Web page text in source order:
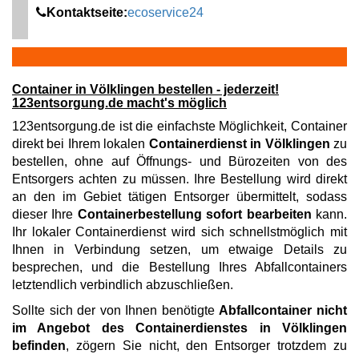
Kontaktseite:ecoservice24
Container in Völklingen bestellen - jederzeit!
123entsorgung.de macht's möglich
123entsorgung.de ist die einfachste Möglichkeit, Container
direkt bei Ihrem lokalen Containerdienst in Völklingen zu
bestellen, ohne auf Öffnungs- und Bürozeiten von des
Entsorgers achten zu müssen. Ihre Bestellung wird direkt
an den im Gebiet tätigen Entsorger übermittelt, sodass
dieser Ihre Containerbestellung sofort bearbeiten kann.
Ihr lokaler Containerdienst wird sich schnellstmöglich mit
Ihnen in Verbindung setzen, um etwaige Details zu
besprechen, und die Bestellung Ihres Abfallcontainers
letztendlich verbindlich abzuschließen.
Sollte sich der von Ihnen benötigteAbfallcontainer nicht
im Angebot des Containerdienstes in Völklingen
befinden, zögern Sie nicht, den Entsorger trotzdem zu